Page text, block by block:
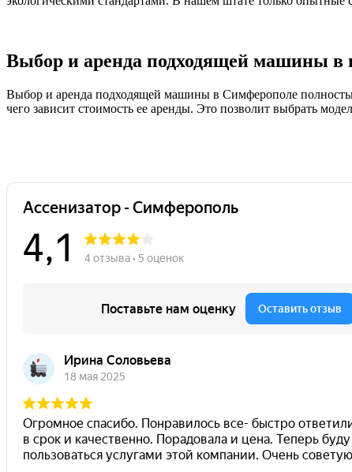
Выбор и аренда подходящей машины в
Выбор и аренда подходящей машины в Симферополе
чего зависит стоимость ее аренды. Это позволит выбрать